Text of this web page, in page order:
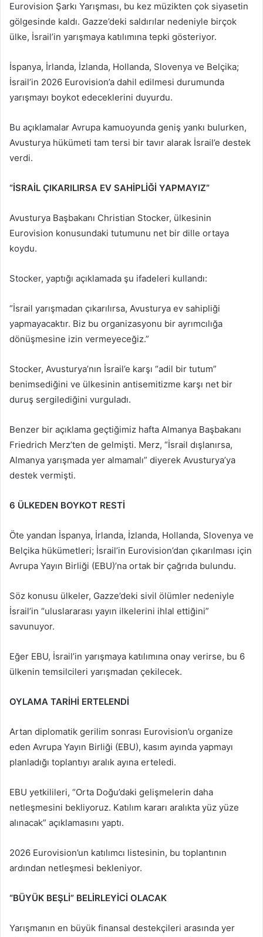
Eurovision Şarkı Yarışması, bu kez müzikten çok siyasetin
gölgesinde kaldı. Gazze’deki saldırılar nedeniyle birçok
ülke, İsrail’in yarışmaya katılımına tepki gösteriyor.
İspanya, İrlanda, İzlanda, Hollanda, Slovenya ve Belçika;
İsrail’in 2026 Eurovision’a dahil edilmesi durumunda
yarışmayı boykot edeceklerini duyurdu.
Bu açıklamalar Avrupa kamuoyunda geniş yankı bulurken,
Avusturya hükümeti tam tersi bir tavır alarak İsrail’e destek
verdi.
“İSRAİL ÇIKARILIRSA EV SAHİPLİĞİ YAPMAYIZ”
Avusturya Başbakanı Christian Stocker, ülkesinin
Eurovision konusundaki tutumunu net bir dille ortaya
koydu.
Stocker, yaptığı açıklamada şu ifadeleri kullandı:
“İsrail yarışmadan çıkarılırsa, Avusturya ev sahipliği
yapmayacaktır. Biz bu organizasyonu bir ayrımcılığa
dönüşmesine izin vermeyeceğiz.”
Stocker, Avusturya’nın İsrail’e karşı “adil bir tutum”
benimsediğini ve ülkesinin antisemitizme karşı net bir
duruş sergilediğini vurguladı.
Benzer bir açıklama geçtiğimiz hafta Almanya Başbakanı
Friedrich Merz’ten de gelmişti. Merz, “İsrail dışlanırsa,
Almanya yarışmada yer almamalı” diyerek Avusturya’ya
destek vermişti.
6 ÜLKEDEN BOYKOT RESTİ
Öte yandan İspanya, İrlanda, İzlanda, Hollanda, Slovenya ve
Belçika hükümetleri; İsrail’in Eurovision’dan çıkarılması için
Avrupa Yayın Birliği (EBU)’na ortak bir çağrıda bulundu.
Söz konusu ülkeler, Gazze’deki sivil ölümler nedeniyle
İsrail’in “uluslararası yayın ilkelerini ihlal ettiğini”
savunuyor.
Eğer EBU, İsrail’in yarışmaya katılımına onay verirse, bu 6
ülkenin temsilcileri yarışmadan çekilecek.
OYLAMA TARİHİ ERTELENDİ
Artan diplomatik gerilim sonrası Eurovision’u organize
eden Avrupa Yayın Birliği (EBU), kasım ayında yapmayı
planladığı toplantıyı aralık ayına erteledi.
EBU yetkilileri, “Orta Doğu’daki gelişmelerin daha
netleşmesini bekliyoruz. Katılım kararı aralıkta yüz yüze
alınacak” açıklamasını yaptı.
2026 Eurovision’un katılımcı listesinin, bu toplantının
ardından netleşmesi bekleniyor.
“BÜYÜK BEŞLİ” BELİRLEYİCİ OLACAK
Yarışmanın en büyük finansal destekçileri arasında yer